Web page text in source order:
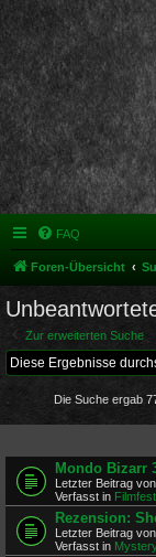
FAQ
Foren-Übersicht
Zur erweiterten Suche
Die Suche ergab
Mondo Bizarr
Letzter Beitrag von
Verfasst in
Rezension:
Letzter Beitrag von
Verfasst in